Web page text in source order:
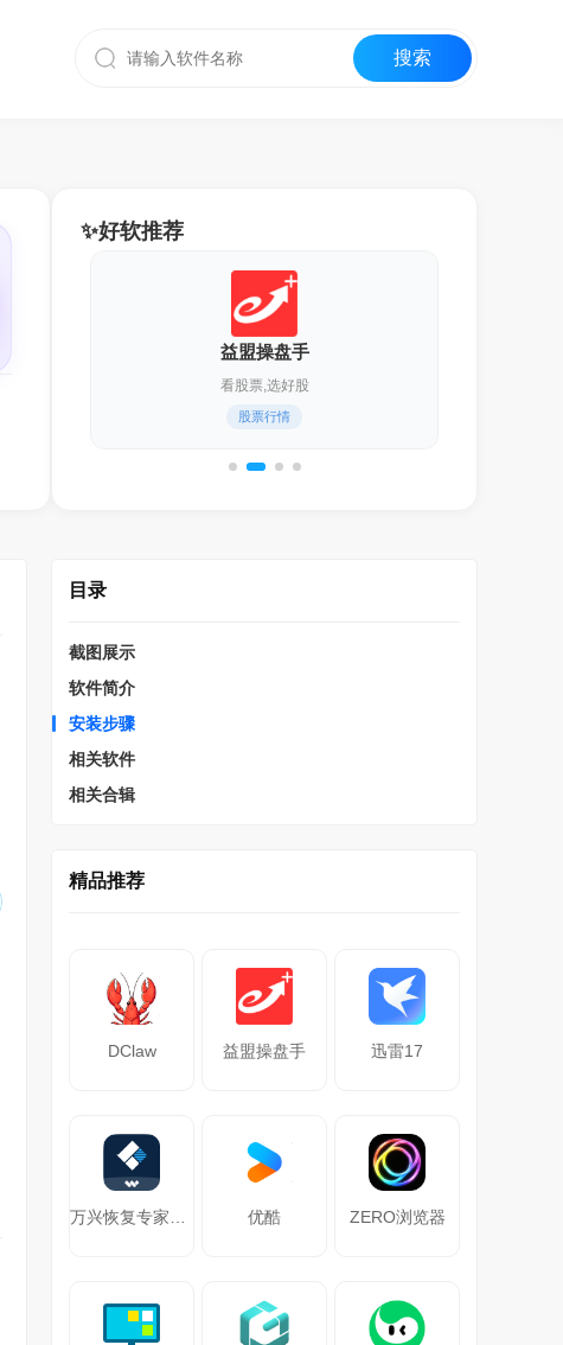
✨好软推荐
迅雷17
化繁为简,更轻快！
通用下载器
目录
截图展示
软件简介
安装步骤
相关软件
相关合辑
精品推荐
DClaw 益盟操盘手 迅雷17
优酷 ZERO浏览器